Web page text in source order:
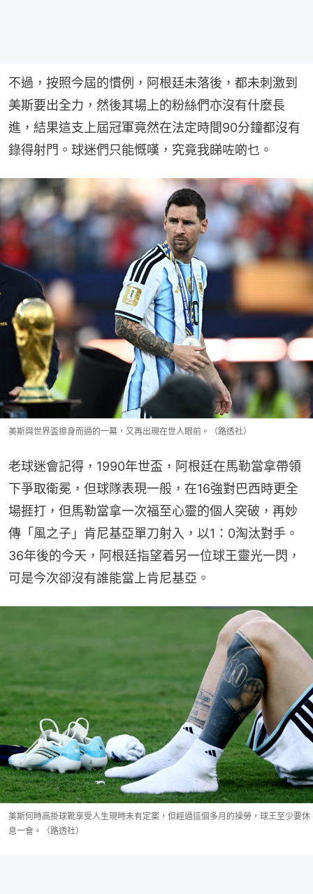
不過，按照今屆的慣例，阿根廷未落後，都未刺激到
美斯要出全力，然後其場上的粉絲們亦沒有什麼長
進，結果這支上屆冠軍竟然在法定時間90分鐘都沒有
錄得射門。球迷們只能慨嘆，究竟我睇咗啲乜。
美斯與世界盃擦身而過的一幕，又再出現在世人眼前。（路透社）
老球迷會記得，1990年世盃，阿根廷在馬勒當拿帶領
下爭取衛冕，但球隊表現一般，在16強對巴西時更全
場捱打，但馬勒當拿一次福至心靈的個人突破，再妙
傳「風之子」肯尼基亞單刀射入，以1：0淘汰對手。
36年後的今天，阿根廷指望着另一位球王靈光一閃，
可是今次卻沒有誰能當上肯尼基亞。
美斯何時高掛球靴享受人生現時未有定案，但經過這個多月的操勞，球王至少要休
息一會。（路透社）